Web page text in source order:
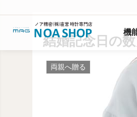
機
結婚記念日の
両親へ贈る